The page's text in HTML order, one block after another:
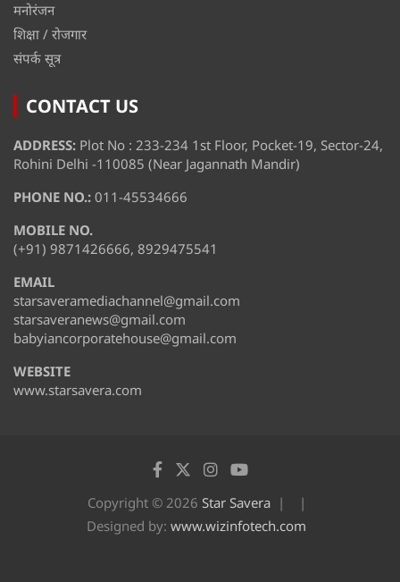
मनोरंजन
शिक्षा / रोजगार
संपर्क सूत्र
CONTACT US
ADDRESS: Plot No : 233-234 1st Floor, Pocket-19, Sector-24,
Rohini Delhi -110085 (Near Jagannath Mandir)
PHONE NO.: 011-45534666
MOBILE NO.
(+91) 9871426666, 8929475541
EMAIL
starsaveramediachannel@gmail.com
starsaveranews@gmail.com
babyiancorporatehouse@gmail.com
WEBSITE
www.starsavera.com
Copyright © 2026 Star Savera
Designed by: www.wizinfotech.com